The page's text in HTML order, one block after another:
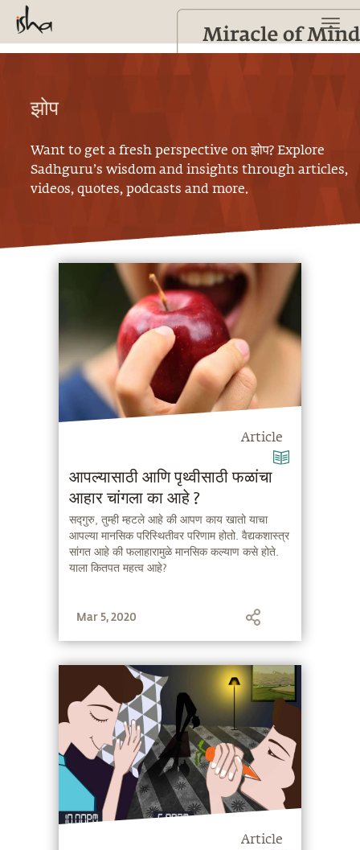
झोप
Want to get a fresh perspective onझोप? Explore
Sadhguru’s wisdom and insights through articles,
videos, quotes, podcasts and more.
Article
आपल्यासाठी आणि पृथ्वीसाठी फळांचा
आहार चांगला का आहे ?
सद्गुरु, तुम्ही म्हटले आहे की आपण काय खातो याचा
आपल्या मानसिक परिस्थितीवर परिणाम होतो. वैद्यकशास्त्र
सांगत आहे की फलाहारामुळे मानसिक कल्याण कसे होते.
याला कितपत महत्व आहे?
Mar 5, 2020
Article